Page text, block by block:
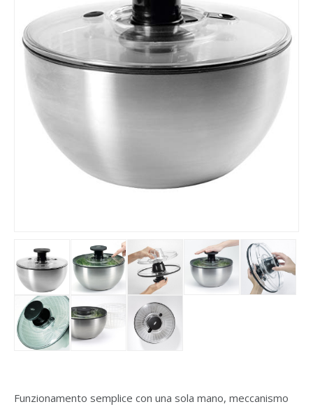
Funzionamento semplice con una sola mano, meccanismo